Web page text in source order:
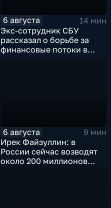
6 августа
14 мин
Экс-сотрудник СБУ
рассказал о борьбе за
финансовые потоки в
6 августа
9 мин
Ирек Файзуллин: в
России сейчас возводят
около 200 миллионов